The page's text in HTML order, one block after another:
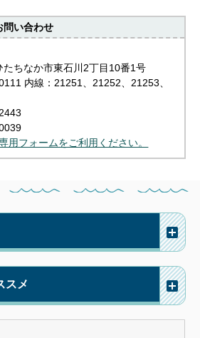
問い合わせ
ちなか市東石川2丁目10番1号
内線：21251、21252、21253、
用フォームをご利用ください。
スメ